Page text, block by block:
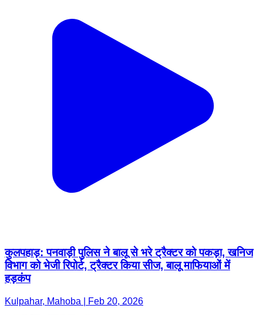
कुलपहाड़: पनवाड़ी पुलिस ने बालू से भरे ट्रैक्टर को पकड़ा, खनिज
विभाग को भेजी रिपोर्ट, ट्रैक्टर किया सीज, बालू माफियाओं में
हड़कंप
Kulpahar, Mahoba | Feb 20, 2026